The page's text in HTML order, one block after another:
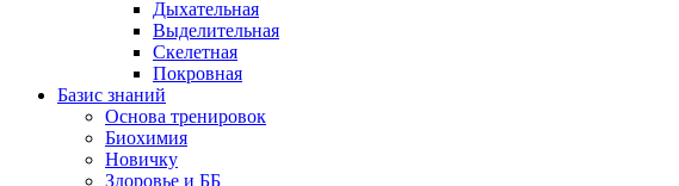
Дыхательная
Выделительная
Скелетная
Покровная
Базис знаний
Основа тренировок
Биохимия
Новичку
Здоровье и ББ